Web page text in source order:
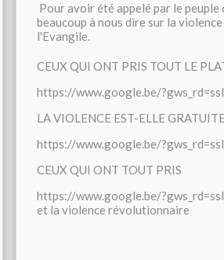
Pour avoir été appelé par le
beaucoup à nous dire sur la
l'Evangile.
CEUX QUI ONT PRIS TOUT LE
https://www.google.be/
LA VIOLENCE EST-ELLE
https://www.google.be/
CEUX QUI ONT TOUT PRIS
https://www.google.be/
et la violence révolutionnaire